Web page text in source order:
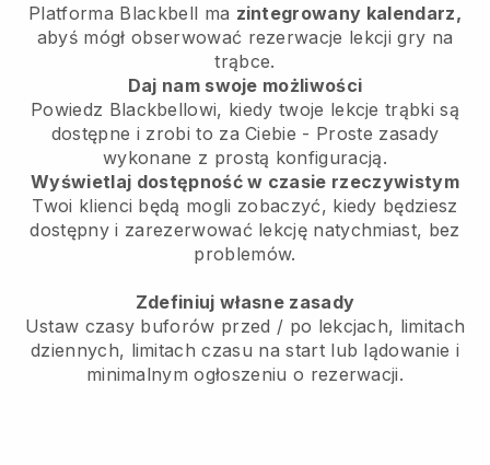
Platforma Blackbell ma zintegrowany kalendarz,
abyś mógł obserwować rezerwacje lekcji gry na
trąbce.
Daj nam swoje możliwości
Powiedz Blackbellowi, kiedy twoje lekcje trąbki są
dostępne i zrobi to za Ciebie - Proste zasady
wykonane z prostą konfiguracją.
Wyświetlaj dostępność w czasie rzeczywistym
Twoi klienci będą mogli zobaczyć, kiedy będziesz
dostępny i zarezerwować lekcję natychmiast, bez
problemów.
Zdefiniuj własne zasady
Ustaw czasy buforów przed / po lekcjach, limitach
dziennych, limitach czasu na start lub lądowanie i
minimalnym ogłoszeniu o rezerwacji.